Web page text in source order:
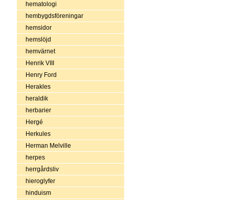
hematologi
hembygdsföreningar
hemsidor
hemslöjd
hemvärnet
Henrik VIII
Henry Ford
Herakles
heraldik
herbarier
Hergé
Herkules
Herman Melville
herpes
herrgårdsliv
hieroglyfer
hinduism